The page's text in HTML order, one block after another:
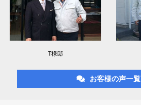
T様邸
お客様の声一覧